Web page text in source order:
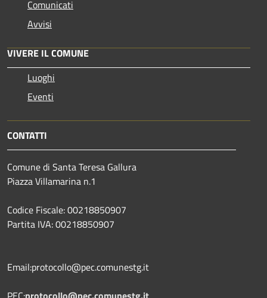
Comunicati
Avvisi
VIVERE IL COMUNE
Luoghi
Eventi
CONTATTI
Comune di Santa Teresa Gallura
Piazza Villamarina n.1
Codice Fiscale: 00218850907
Partita IVA: 00218850907
Email:protocollo@pec.comunestg.it